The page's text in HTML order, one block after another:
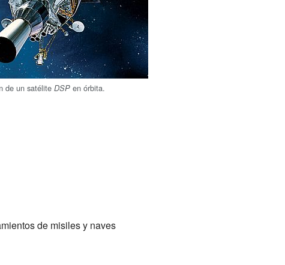
de un satéliteDSP en órbita.
de misiles y naves